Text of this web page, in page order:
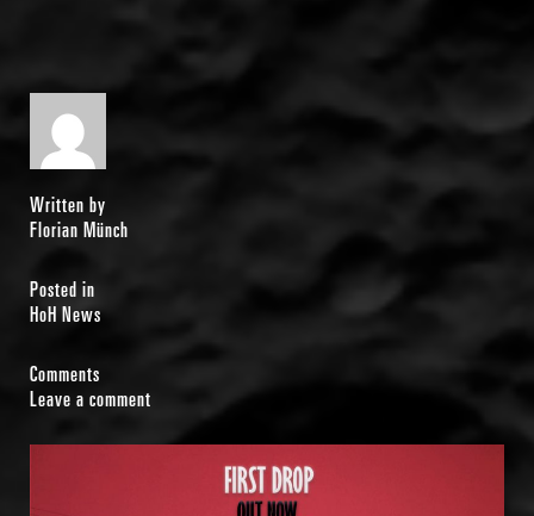
Written by
Florian Münch
Posted in
HoH News
Comments
Leave a comment